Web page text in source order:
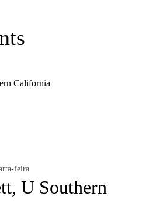
feira
U Southern